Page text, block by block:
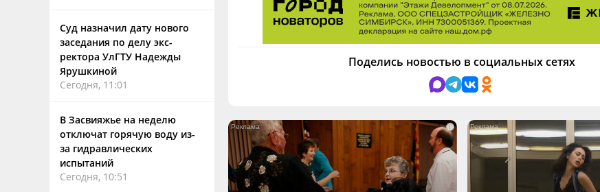
Суд назначил дату нового
заседания по делу экс-
ректора УлГТУ Надежды
Ярушкиной
Сегодня, 11:01
В Засвияжье на неделю
отключат горячую воду из-
за гидравлических
испытаний
Сегодня, 10:51
Поделись новостью в социальных сетях
i